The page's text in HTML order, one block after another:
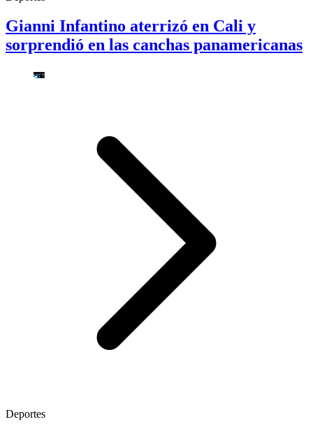
Gianni Infantino aterrizó en Cali y
sorprendió en las canchas panamericanas
Deportes